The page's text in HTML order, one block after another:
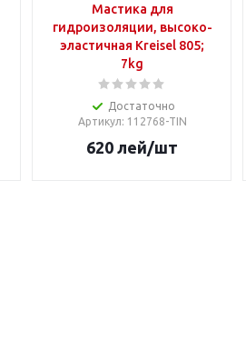
Мастика для
гидроизоляции, высоко-
эластичная Kreisel 805;
7kg
Достаточно
Артикул: 112768-TIN
620 лей/шт